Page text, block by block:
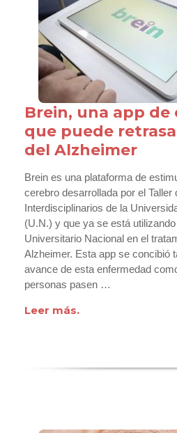
Brein, una app
que puede
del Alzheimer
Brein es una plataforma de
cerebro desarrollada por el Taller
Interdisciplinarios de la
(U.N.) y que ya se está
Universitario Nacional en el
Alzheimer. Esta app se concibió
avance de esta enfermedad
personas pasen …
Leer más.